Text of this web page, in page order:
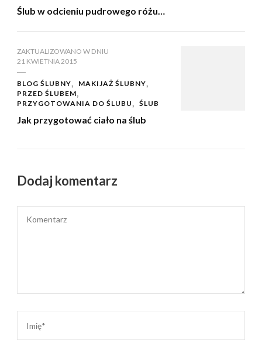
Ślub w odcieniu pudrowego różu…
ZAKTUALIZOWANO W DNIU
21 KWIETNIA 2015
BLOG ŚLUBNY
MAKIJAŻ ŚLUBNY
PRZED ŚLUBEM
PRZYGOTOWANIA DO ŚLUBU
ŚLUB
Jak przygotować ciało na ślub
Dodaj komentarz